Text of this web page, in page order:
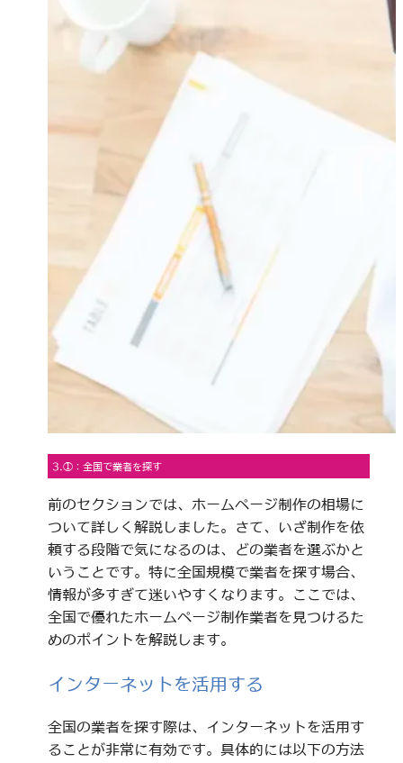
3.①：全国で業者を探す
前のセクションでは、ホームページ制作の相場に
ついて詳しく解説しました。さて、いざ制作を依
頼する段階で気になるのは、どの業者を選ぶかと
いうことです。特に全国規模で業者を探す場合、
情報が多すぎて迷いやすくなります。ここでは、
全国で優れたホームページ制作業者を見つけるた
めのポイントを解説します。
インターネットを活用する
全国の業者を探す際は、インターネットを活用す
ることが非常に有効です。具体的には以下の方法